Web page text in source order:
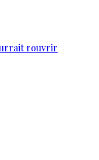
rouvrir